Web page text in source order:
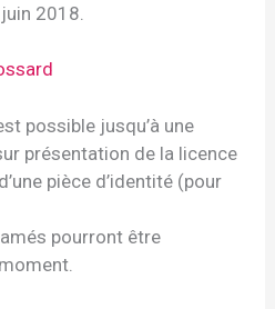
2018.
possible jusqu’à une
présentation de la licence
pièce d’identité (pour
pourront être